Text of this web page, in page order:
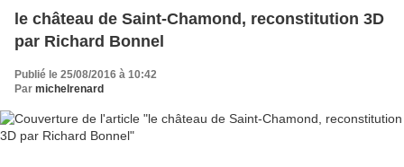
le château de Saint-Chamond, reconstitution 3D
par Richard Bonnel
Publié le 25/08/2016 à 10:42
Par michelrenard